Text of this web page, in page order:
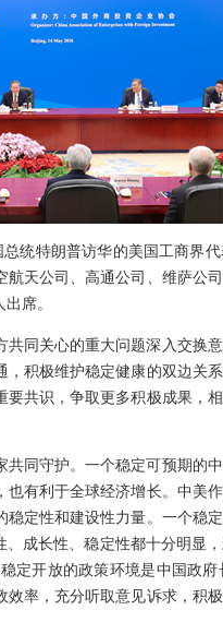
统特朗普访华的美国工商界
天公司、高通公司、维萨公
席。
同关心的重大问题深入交换
积极维护稳定健康的双边关
共识，争取更多积极成果，
同守护。一个稳定可预期的
有利于全球经济增长。中美
定性和建设性力量。一个稳
成长性、稳定性都十分明显
定开放的政策环境是中国政
率，充分听取意见诉求，积